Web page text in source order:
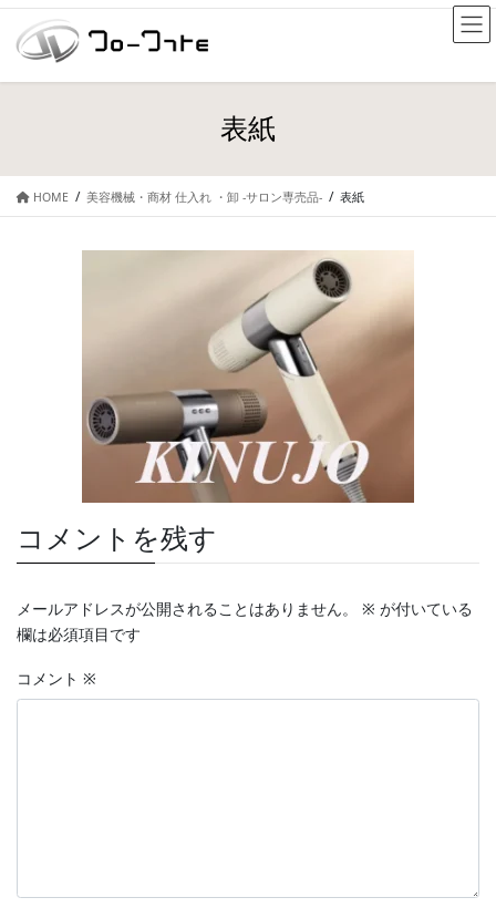
表紙
HOME 美容機械・商材 仕入れ ・卸 -サロン専売品- 表紙
コメントを残す
メールアドレスが公開されることはありません。 ※ が付いている
欄は必須項目です
コメント ※